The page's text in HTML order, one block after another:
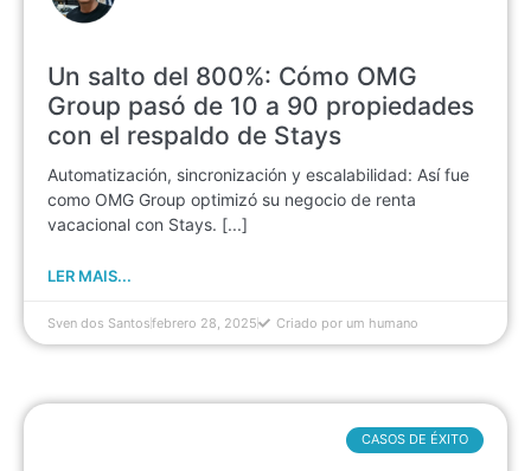
Un salto del 800%: Cómo OMG
Group pasó de 10 a 90 propiedades
con el respaldo de Stays
Automatización, sincronización y escalabilidad: Así fue
como OMG Group optimizó su negocio de renta
vacacional con Stays. [...]
LER MAIS...
Sven dos Santosfebrero 28, 2025 Criado por um humano
CASOS DE ÉXITO